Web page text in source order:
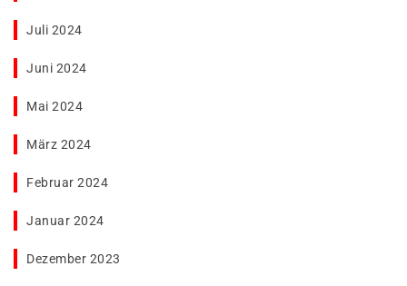
Juli 2024
Juni 2024
Mai 2024
März 2024
Februar 2024
Januar 2024
Dezember 2023